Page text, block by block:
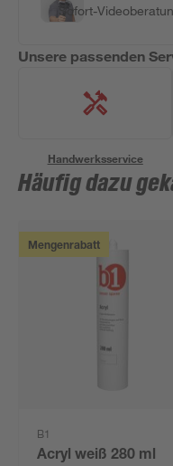
Sofort-
Unsere passenden
Handwerksservice
Häufig dazu
Mengenrabatt
B1
Acryl weiß 280 ml